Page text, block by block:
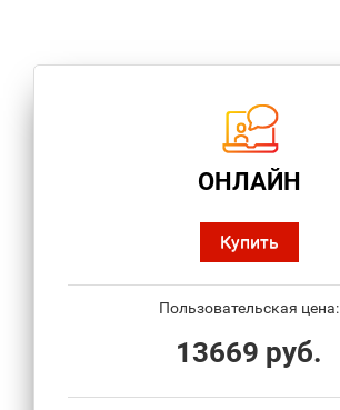
ОНЛАЙН
Купить
Пользовательская цена:
13669 руб.